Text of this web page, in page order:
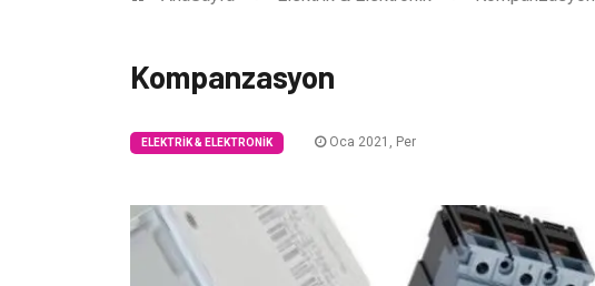
Kompanzasyon
ELEKTRIK & ELEKTRONIK Oca 2021, Per